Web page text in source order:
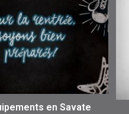
en Savate